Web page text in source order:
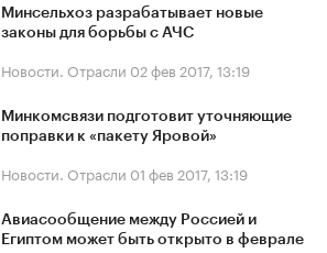
Минсельхоз разрабатывает новые
законы для борьбы с АЧС
Новости. Отрасли 02 фев 2017, 13:19
Минкомсвязи подготовит уточняющие
поправки к «пакету Яровой»
Новости. Отрасли 01 фев 2017, 13:19
Авиасообщение между Россией и
Египтом может быть открыто в феврале